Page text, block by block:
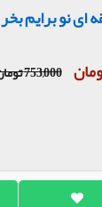
ای نو برایم بخر
753,000 تومان